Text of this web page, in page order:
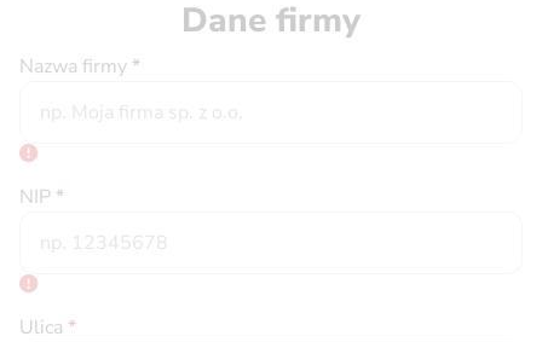
Dane firmy
Nazwa firmy*
NIP*
Ulica *